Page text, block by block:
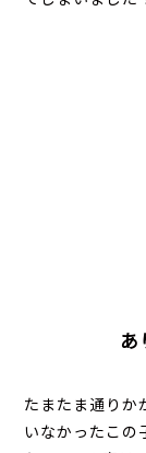
あ
たまたま通りか
いなかったこの